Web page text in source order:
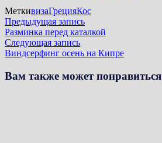
МеткивизаГрецияКос
Навигация
по
записям
Предыдущая записьПредыдущая
запись:
Разминка перед каталкой
Следующая записьСледующая
запись:
Виндсерфинг осень на Кипре
Вам также может понравиться